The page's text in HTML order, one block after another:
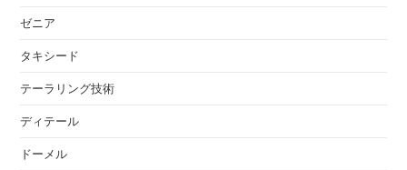
ゼニア
タキシード
テーラリング技術
ディテール
ドーメル